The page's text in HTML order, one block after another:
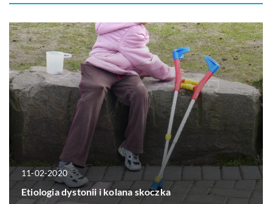
11-02-2020
Etiologia dystonii i kolana skoczka